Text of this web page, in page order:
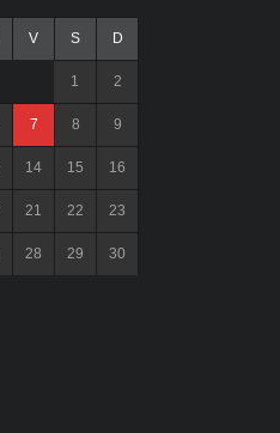
V S D
1 2
7 8 9
14 15 16
21 22 23
28 29 30